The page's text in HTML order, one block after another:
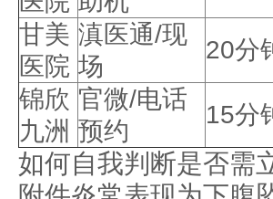
甘美
医院
滇医通/现
场
20分
锦欣
九洲
官微/电话
预约
15分
如何自我判断是否需